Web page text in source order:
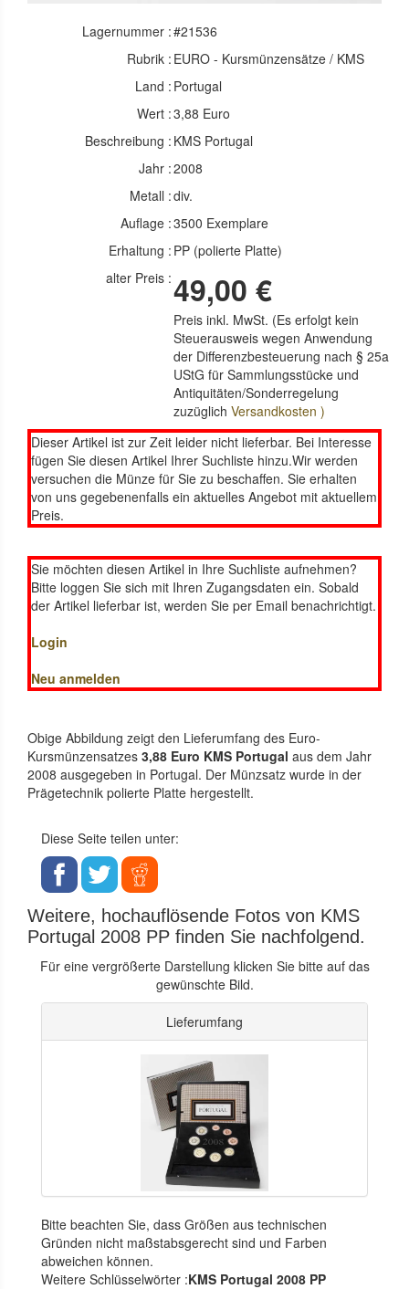
Lagernummer :#21536
Rubrik : EURO - Kursmünzensätze / KMS
Land : Portugal
Wert :3,88 Euro
Beschreibung : KMS Portugal
Jahr :2008
Metall :div.
Auflage :3500 Exemplare
Erhaltung : PP (polierte Platte)
alter Preis :49,00 €
Preis inkl. MwSt. (Es erfolgt kein
Steuerausweis wegen Anwendung
der Differenzbesteuerung nach § 25a
UStG für Sammlungsstücke und
Antiquitäten/Sonderregelung
zuzüglichVersandkosten )
Dieser Artikel ist zur Zeit leider nicht lieferbar. Bei Interesse
fügen Sie diesen Artikel Ihrer Suchliste hinzu.Wir werden
versuchen die Münze für Sie zu beschaffen. Sie erhalten
von uns gegebenenfalls ein aktuelles Angebot mit aktuellem
Preis.
Sie möchten diesen Artikel in Ihre Suchliste aufnehmen?
Bitte loggen Sie sich mit Ihren Zugangsdaten ein. Sobald
der Artikel lieferbar ist, werden Sie per Email benachrichtigt.
Login
Neu anmelden
Obige Abbildung zeigt den Lieferumfang des Euro-
Kursmünzensatzes 3,88 Euro KMS Portugal aus dem Jahr
2008 ausgegeben in Portugal. Der Münzsatz wurde in der
Prägetechnik polierte Platte hergestellt.
Diese Seite teilen unter:
Weitere, hochauflösende Fotos von KMS
Portugal 2008 PP finden Sie nachfolgend.
Für eine vergrößerte Darstellung klicken Sie bitte auf das
gewünschte Bild.
Lieferumfang
Bitte beachten Sie, dass Größen aus technischen
Gründen nicht maßstabsgerecht sind und Farben
abweichen können.
Weitere Schlüsselwörter :KMS Portugal 2008 PP